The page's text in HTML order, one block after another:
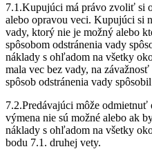
7.1.Kupujúci má právo zvoliť si
alebo opravou veci. Kupujúci si
vady, ktorý nie je možný alebo
spôsobom odstránenia vady
náklady s ohľadom na všetky
mala vec bez vady, na
spôsob odstránenia vady
7.2.Predávajúci môže odmietnuť
výmena nie sú možné alebo ak
náklady s ohľadom na všetky
bodu 7.1. druhej vety.